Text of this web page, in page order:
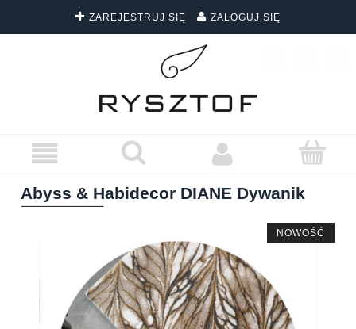
ZAREJESTRUJ SIĘ ZALOGUJ SIĘ
DARMOWA DOSTAWA WSZYSTKICH ZAMÓWIEŃ
Abyss & Habidecor DIANE Dywanik
NOWOŚĆ